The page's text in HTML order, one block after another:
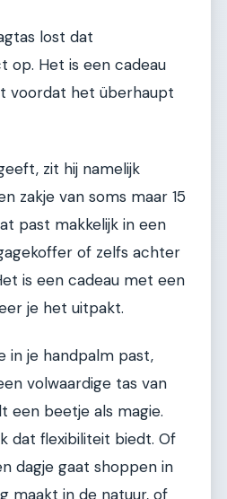
lost dat
op. Het is een cadeau
voordat het überhaupt
zit hij namelijk
zakje van soms maar 15
past makkelijk in een
of zelfs achter
is een cadeau met een
je het uitpakt.
in je handpalm past,
volwaardige tas van
een beetje als magie.
dat flexibiliteit biedt. Of
dagje gaat shoppen in
maakt in de natuur, of